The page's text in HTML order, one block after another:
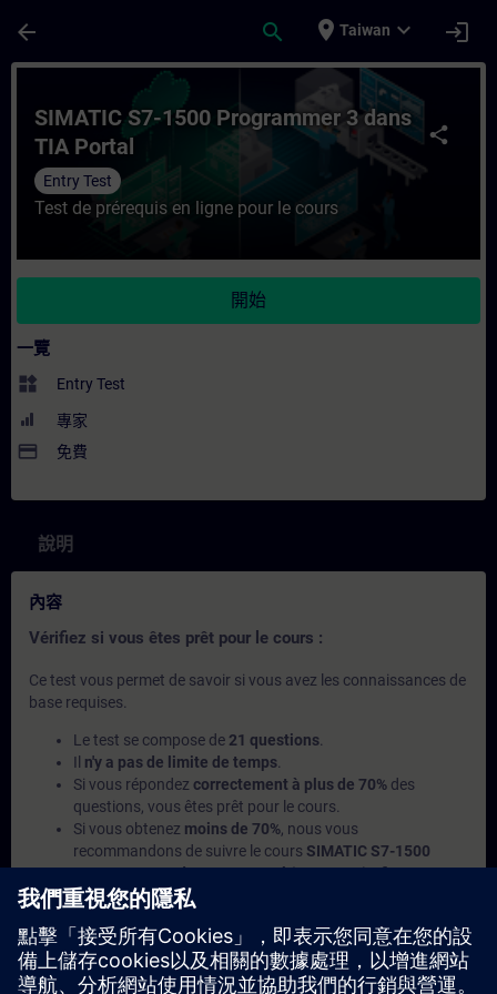
arrow_back search place Taiwan expand_more login
課程 - SIMATIC S7-1500 Programmer 3
share
SIMATIC S7-1500 Programmer 3 dans
TIA Portal
Entry Test
Test de prérequis en ligne pour le cours
開始
一覽
widgets Entry Test
專家
payment 免費
說明
內容
Vérifiez si vous êtes prêt pour le cours :
Ce test vous permet de savoir si vous avez les connaissances de
base requises.
Le test se compose de 21 questions
Il n'y a pas de limite de temps
Si vous répondez correctement à plus de 70% des
questions, vous êtes prêt pour le cours.
Si vous obtenez moins de 70%, nous vous
recommandons de suivre le cours SIMATIC S7-1500
Programmer 2 dans TIA Portal(TIA-PRO2) afin
d'approfondir vos connaissances de base.
此內容屬於